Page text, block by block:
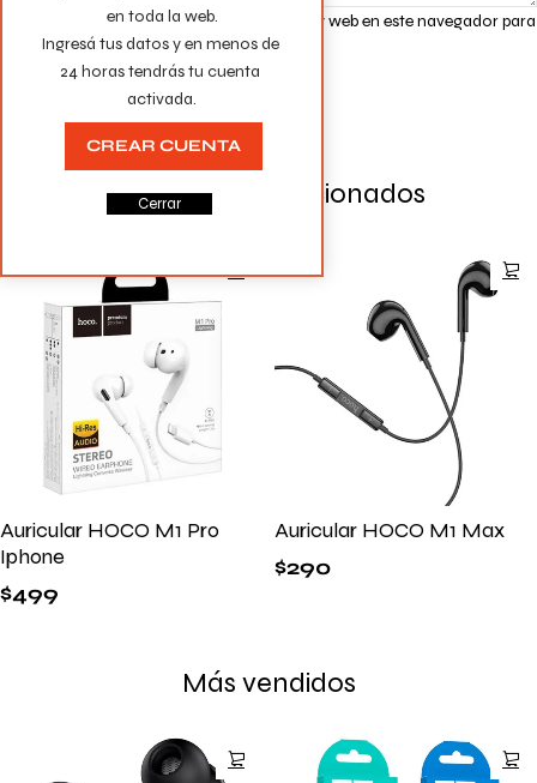
Guarda mi nombre, correo electrónico y web en este navegador para
la próxima vez que comente.
Productos Relacionados
Auricular HOCO M1 Pro
Iphone
$499
Auricular HOCO M1 Max
$290
Más vendidos
en toda la web.
Ingresá tus datos y en menos de
24 horas tendrás tu cuenta
activada.
CREAR CUENTA
Cerrar